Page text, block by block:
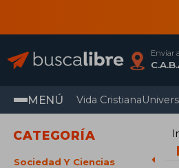
Enviar a
MENÚ Vida Cristiana
CATEGORÍA
Sociedad Y Ciencias